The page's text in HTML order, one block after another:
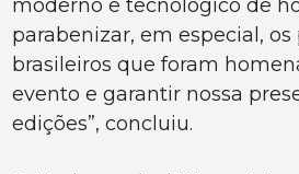
moderno e tecnológico de
parabenizar, em especial, os
brasileiros que foram
evento e garantir nossa
edições”, concluiu.